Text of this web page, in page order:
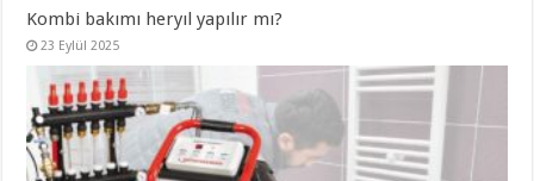
Kombi bakımı heryıl yapılır mı?
23 Eylül 2025